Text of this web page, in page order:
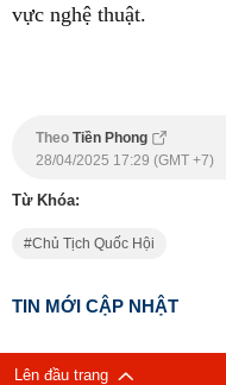
vực nghệ thuật.
Theo Tiền Phong
28/04/2025 17:29 (GMT +7)
Từ Khóa:
Chủ Tịch Quốc Hội
TIN MỚI CẬP NHẬT
Lên đầu trang